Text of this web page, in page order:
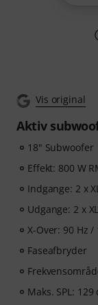
Vis original
Aktiv
18" Subwoofer
Effekt: 800 W
Indgange: 2 x
Udgange: 2 x
X-Over: 90 Hz /
Faseafbryder
Maks. SPL: 129